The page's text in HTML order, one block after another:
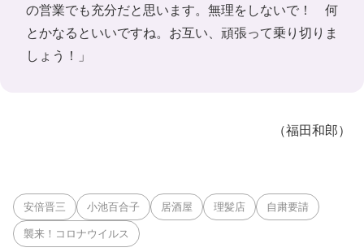
の営業でも充分だと思います。無理をしないで！ 何
とかなるといいですね。お互い、頑張って乗り切りま
しょう！」
（福田和郎）
安倍晋三 小池百合子 居酒屋 理髪店 自粛要請
襲来！コロナウイルス